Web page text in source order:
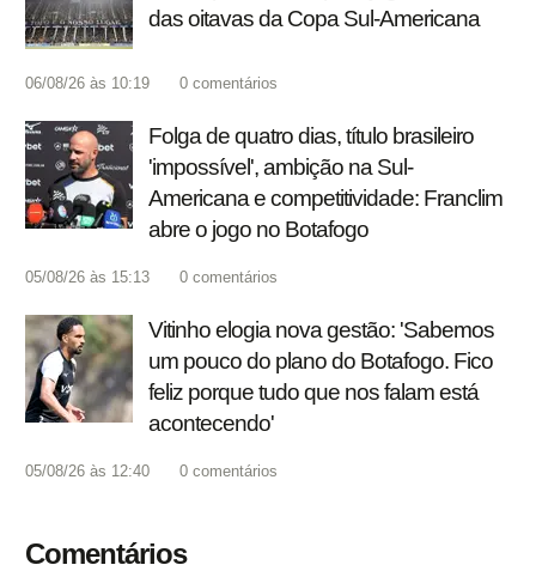
das oitavas da Copa Sul-Americana
06/08/26 às 10:19 0 comentários
Folga de quatro dias, título brasileiro
'impossível', ambição na Sul-
Americana e competitividade: Franclim
abre o jogo no Botafogo
05/08/26 às 15:13 0 comentários
Vitinho elogia nova gestão: 'Sabemos
um pouco do plano do Botafogo. Fico
feliz porque tudo que nos falam está
acontecendo'
05/08/26 às 12:40 0 comentários
Comentários